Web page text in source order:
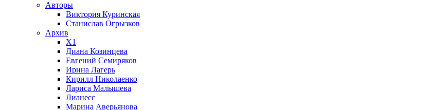
Авторы
Виктория Куринская
Станислав Огрызков
Архив
X1
Диана Козинцева
Евгений Семиряков
Ирина Лагерь
Кирилл Николаенко
Лариса Малышева
Лианесс
Марина Аверьянова